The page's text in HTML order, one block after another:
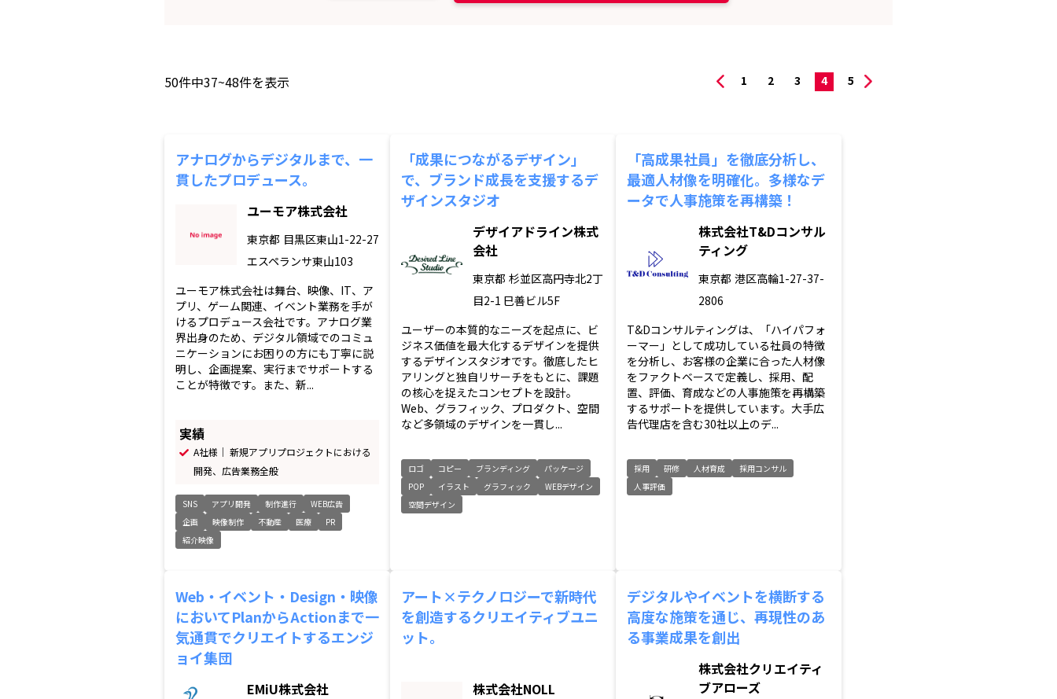
50件中37~48件を表示 1 2 3 4 5
アナログからデジタルまで、一
貫したプロデュース。
ユーモア株式会社
東京都 目黒区東山1-22-27
エスペランサ東山103
ユーモア株式会社は舞台、映像、IT、ア
プリ、ゲーム関連、イベント業務を手が
けるプロデュース会社です。アナログ業
界出身のため、デジタル領域でのコミュ
ニケーションにお困りの方にも丁寧に説
明し、企画提案、実行までサポートする
ことが特徴です。また、新...
実績
A社様｜ 新規アプリプロジェクトにおける
開発、広告業務全般
SNS アプリ開発 制作進行
WEB広告
企画
映像制作 不動産 医療
PR
紹介映像
「成果につながるデザイン」
で、ブランド成長を支援するデ
ザインスタジオ
デザイアドライン株式
会社
東京都 杉並区高円寺北2丁
目2-1 巳善ビル5F
ユーザーの本質的なニーズを起点に、ビ
ジネス価値を最大化するデザインを提供
するデザインスタジオです。徹底したヒ
アリングと独自リサーチをもとに、課題
の核心を捉えたコンセプトを設計。
Web、グラフィック、プロダクト、空間
など多領域のデザインを一貫し...
ロゴ コピー ブランディング
パッケージ
POP
イラスト グラフィック
WEBデザイン
空間デザイン
「高成果社員」を徹底分析し、
最適人材像を明確化。多様なデ
ータで人事施策を再構築！
株式会社T&Dコンサル
ティング
東京都 港区高輪1-27-37-
2806
T&Dコンサルティングは、「ハイパフォ
ーマー」として成功している社員の特徴
を分析し、お客様の企業に合った人材像
をファクトベースで定義し、採用、配
置、評価、育成などの人事施策を再構築
するサポートを提供しています。大手広
告代理店を含む30社以上のデ...
採用 研修 人材育成
採用コンサル
人事評価
Web・イベント・Design・映像
においてPlanからActionまで一
気通貫でクリエイトするエンジ
ョイ集団
EMiU株式会社
アート×テクノロジーで新時代
を創造するクリエイティブユニ
ット。
株式会社NOLL
デジタルやイベントを横断する
高度な施策を通じ、再現性のあ
る事業成果を創出
株式会社クリエイティ
ブアローズ